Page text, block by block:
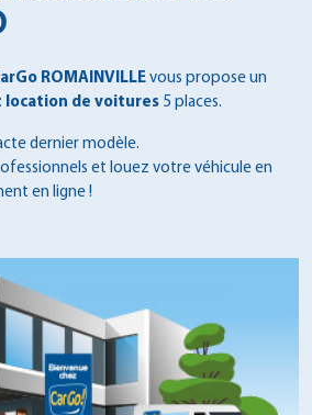
ROMAINVILLE vous propose un
location de voitures 5 places.
dernier modèle.
et louez votre véhicule en
en ligne !